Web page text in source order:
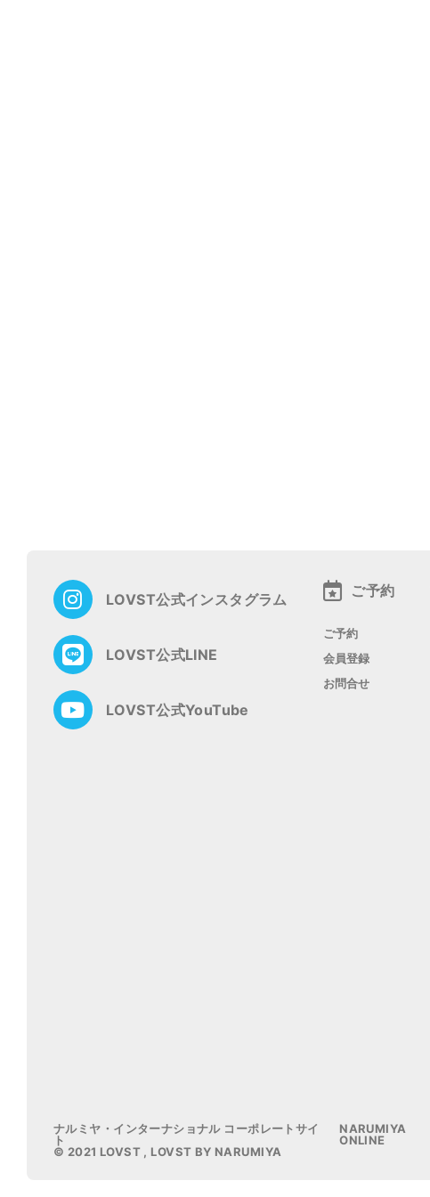
LOVST公式インスタグラム
LOVST公式LINE
LOVST公式YouTube
ご予約
ご予約
会員登録
お問合せ
ナルミヤ・インターナショナル コーポレートサイ
ト
NARUMIYA
ONLINE
© 2021 LOVST , LOVST BY NARUMIYA